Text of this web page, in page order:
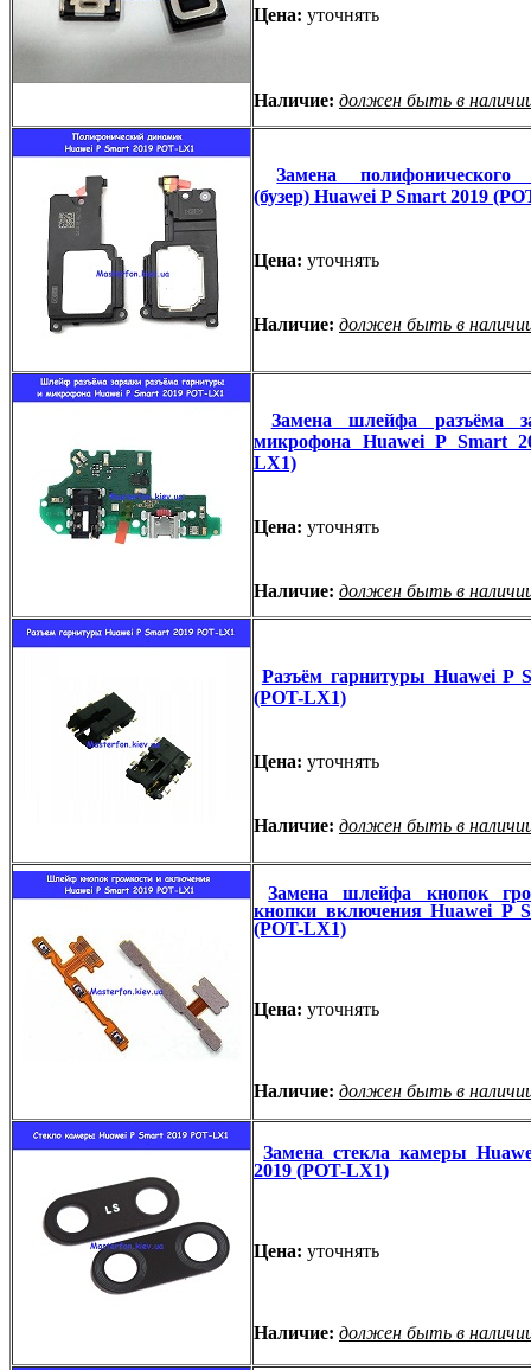
Цена: уточнять
Наличие: должен быть в
Замена полифонического
(бузер) Huawei P Smart 2019
Цена: уточнять
Наличие: должен быть в
Замена шлейфа разъёма
микрофона Huawei P Smart
LX1)
Цена: уточнять
Наличие: должен быть в
Разъём гарнитуры Huawei P
(POT-LX1)
Цена: уточнять
Наличие: должен быть в
Замена шлейфа кнопок
кнопки включения Huawei P
(POT-LX1)
Цена: уточнять
Наличие: должен быть в
Замена стекла камеры
2019 (POT-LX1)
Цена: уточнять
Наличие: должен быть в